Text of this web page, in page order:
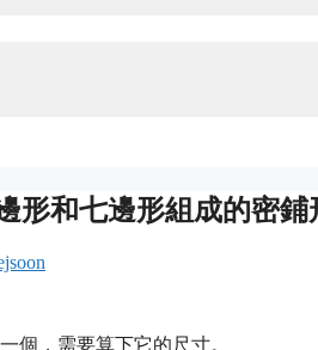
形和七邊形組成的密鋪
個，需要算 下它的尺寸。